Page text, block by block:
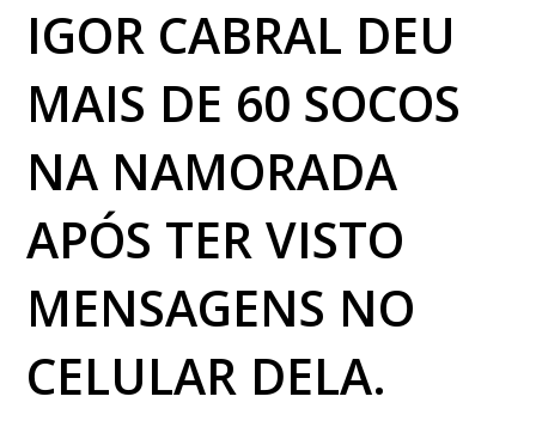
IGOR CABRAL DEU
MAIS DE 60 SOCOS
NA NAMORADA
APÓS TER VISTO
MENSAGENS NO
CELULAR DELA.